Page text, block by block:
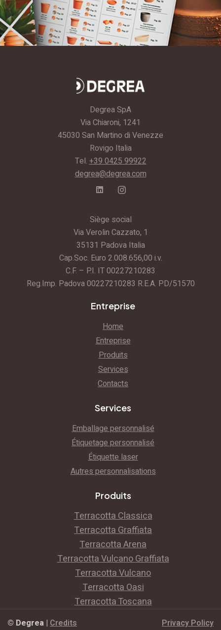
Degrea SpA
Via Chiaroni, 1241
45030 San Martino di Venezze
Rovigo Italia
Tel.+39 0425 99922
degrea@degrea.com
Siège social
Via Verolin Cazzato, 1
35131 Padova Italia
Cap.Soc. Euro 2.008.656,00 i.v.
C.F. – P.I. IT 00227210283
Reg.Imp. Padova 00227210283 R.E.A. PD/51570
Entreprise
Home
Entreprise
Produits
Services
Contacts
Services
Emballage personnalisé
Étiquetage personnalisé
Étiquette laser
Autres personnalisations
Produits
Terracotta Classica
Terracotta Graffiata
Terracotta Arena
Terracotta Vulcano Graffiata
Terracotta Vulcano
Terracotta Oasi
Terracotta Toscana
© Degrea | Credits Privacy Policy